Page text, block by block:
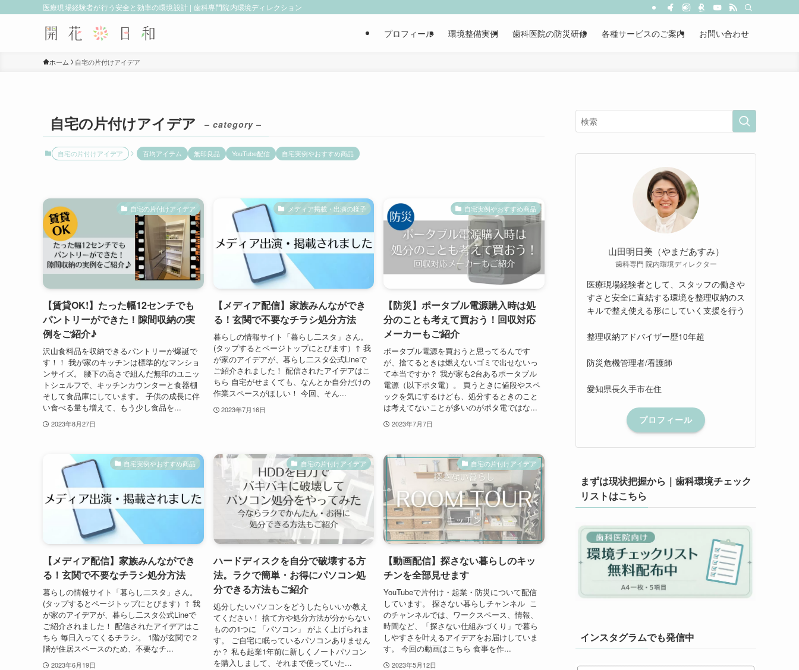
医療現場経験者が行う安全と効率の環境設計 | 歯科専門院内環境ディレクション
プロフィール 環境整備実例 歯科医院の防災研修 各種サービスのご案内 お問い合わせ
ホーム 自宅の片付けアイデア
自宅の片付けアイデア – category –
自宅の片付けアイデア 百均アイテム 無印良品 YouTube配信 自宅実例やおすすめ商品
自宅の片付けアイデア
【賃貸OK!】たった幅12センチでも
パントリーができた！隙間収納の実
例をご紹介♪
沢山食料品を収納できるパントリーが爆誕で
す！！ 我が家のキッチンは標準的なマンショ
ンサイズ。 腰下の高さで組んだ無印のユニッ
トシェルフで、キッチンカウンターと食器棚
そして食品庫にしています。 子供の成長に伴
い食べる量も増えて、もう少し食品を...
2023年8月27日
メディア掲載・出演の様子
【メディア配信】家族みんなができ
る！玄関で不要なチラシ処分方法
暮らしの情報サイト「暮らし二スタ」さん。
(タップするとページトップにとびます）↑ 我
が家のアイデアが、暮らし二スタ公式Lineで
ご紹介されました！ 配信されたアイデアはこ
ちら 自宅がせまくても、なんとか自分だけの
作業スペースがほしい！ 今回、そん...
2023年7月16日
自宅実例やおすすめ商品
【防災】ポータブル電源購入時は処
分のことも考えて買おう！回収対応
メーカーもご紹介
ポータブル電源を買おうと思ってるんです
が、捨てるときは燃えないゴミで出せないっ
て本当ですか？ 我が家も2台あるポータブル
電源（以下ポタ電）。 買うときに値段やスペ
ックを気にするけども、処分するときのこと
は考えてないことが多いのがポタ電ではな...
2023年7月7日
自宅実例やおすすめ商品
【メディア配信】家族みんなができ
る！玄関で不要なチラシ処分方法
暮らしの情報サイト「暮らし二スタ」さん。
(タップするとページトップにとびます）↑ 我
が家のアイデアが、暮らし二スタ公式Lineで
ご紹介されました！ 配信されたアイデアはこ
ちら 毎日入ってくるチラシ。 1階が玄関で２
階が住居スペースのため、不要なチ...
2023年6月19日
自宅の片付けアイデア
ハードディスクを自分で破壊する方
法。ラクで簡単・お得にパソコン処
分できる方法もご紹介
処分したいパソコンをどうしたらいいか教え
てください！ 捨て方や処分方法が分からない
ものの1つに 「パソコン」 がよく上げられま
す。 ご自宅に眠っているパソコンありません
か？ 私も起業1年前に新しくノートパソコン
を購入しまして、それまで使っていた...
自宅の片付けアイデア
【動画配信】探さない暮らしのキッ
チンを全部見せます
YouTubeで片付け・起業・防災について配信
しています。 探さない暮らしチャンネル こ
のチャンネルでは、ワークスペース、情報、
時間など、「探さない仕組みづくり」で暮ら
しやすさを叶えるアイデアをお届けしていま
す。 今回の動画はこちら 食事を作...
2023年5月12日
山田明日美（やまだあすみ）
歯科専門 院内環境ディレクター
医療現場経験者として、スタッフの働きや
すさと安全に直結する環境を整理収納のス
キルで整え使える形にしていく支援を行う
整理収納アドバイザー歴10年超
防災危機管理者/看護師
愛知県長久手市在住
プロフィール
まずは現状把握から｜歯科環境チェック
リストはこちら
インスタグラムでも発信中